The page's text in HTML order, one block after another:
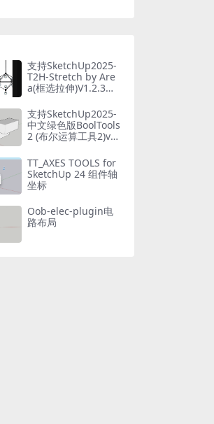
支持SketchUp2025-
T2H-Stretch by Are
a(框选拉伸)V1.2.3中
支持SketchUp2025-
中文绿色版BoolTools
2 (布尔运算工具2)v2.
TT_AXES TOOLS for
SketchUp 24 组件轴
坐标
Oob-elec-plugin电
路布局